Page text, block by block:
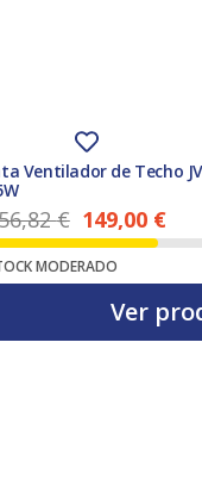
Ventilador de Techo
€
El precio original era: 156,82 €.
149,00 €
El precio actual es: 149,00 €.
MODERADO
Ver